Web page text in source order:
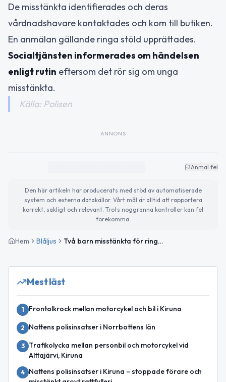
De misstänkta identifierades och deras
vårdnadshavare kontaktades och kom till butiken.
En anmälan gällande ringa stöld upprättades.
Socialtjänsten informerades om händelsen
enligt rutin eftersom det rör sig om unga
misstänkta.
Källa: Polisen
ANNONS
Anmäl fel
Den här artikeln har producerats med stöd av automatiserade
system och externa datakällor. Vårt mål är alltid att rapportera
korrekt, sakligt och relevant. Trots noggranna kontroller kan fel
förekomma.
Hem Blåljus Två barn misstänkta för ringa stöld i Kiruna
Mest läst
1 Frontalkrock mellan motorcykel och bil i Kiruna
2 Nattens polisinsatser i Norrbottens län
3
Trafikolycka mellan personbil och motorcykel vid
Alttajärvi, Kiruna
4
Nattens polisinsatser i Kiruna – stoppade förare och